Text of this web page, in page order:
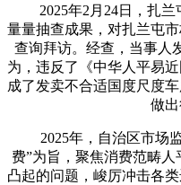
2025年2月24日，扎兰
量量抽查成果，对扎兰屯
查询拜访。经查，当事人
为，违反了《中华人平易
成了发卖不合适国度尺度
做出
2025年，自治区市场监
费”为旨，聚焦消费范畴
凸起的问题，峻厉冲击各